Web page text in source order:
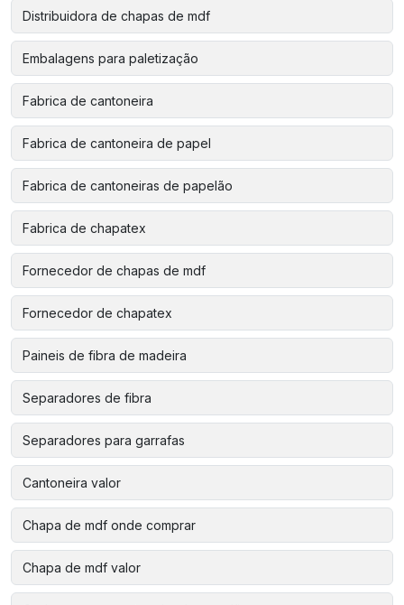
Distribuidora de chapas de mdf
Embalagens para paletização
Fabrica de cantoneira
Fabrica de cantoneira de papel
Fabrica de cantoneiras de papelão
Fabrica de chapatex
Fornecedor de chapas de mdf
Fornecedor de chapatex
Paineis de fibra de madeira
Separadores de fibra
Separadores para garrafas
Cantoneira valor
Chapa de mdf onde comprar
Chapa de mdf valor